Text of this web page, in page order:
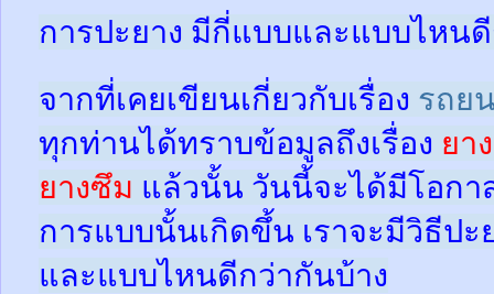
การปะยาง มีกี่แบบและแบบไหน
จากที่เคยเขียนเกี่ยวกับเรื่อง รถย
ทุกท่านได้ทราบข้อมูลถึงเรื่อง ยา
ยางซึม แล้วนั้น วันนี้จะได้มีโอกา
การแบบนั้นเกิดขึ้น เราจะมีวิธีปะ
และแบบไหนดีกว่ากันบ้าง